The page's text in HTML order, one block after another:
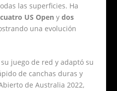
las superficies. Ha
cuatro US Open ydos
una evolución
juego de red y adaptó su
de canchas duras y
de Australia 2022,